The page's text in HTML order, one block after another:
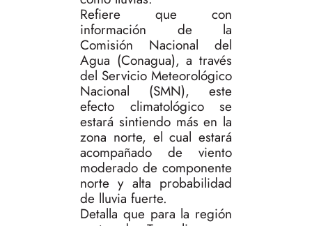
Refiere que con
información de la
Comisión Nacional del
Agua (Conagua), a través
del Servicio Meteorológico
Nacional (SMN), este
efecto climatológico se
estará sintiendo más en la
zona norte, el cual estará
acompañado de viento
moderado de componente
norte y alta probabilidad
de lluvia fuerte.
Detalla que para la región